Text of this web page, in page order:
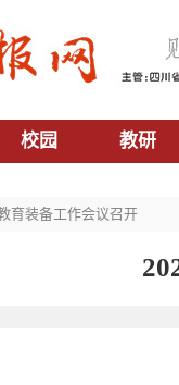
校园 教研
育装备工作会议召开